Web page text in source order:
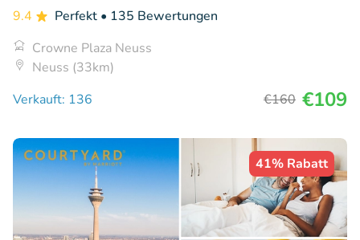
9.4 Perfekt • 135 Bewertungen
Crowne Plaza Neuss
Neuss (33km)
Verkauft: 136
€160 €109
41% Rabatt